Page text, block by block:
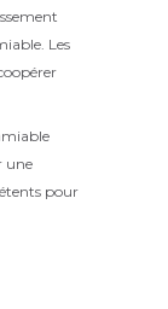
Les
une
pour